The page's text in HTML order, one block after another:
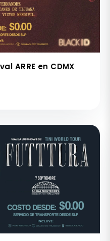
ARRE en CDMX